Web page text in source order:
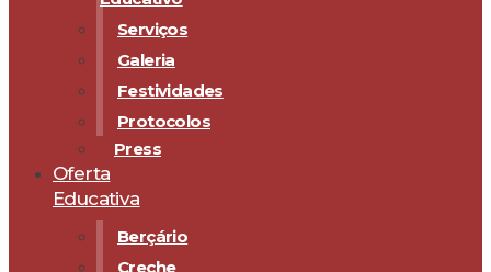
Serviços
Galeria
Festividades
Protocolos
Press
Oferta
Educativa
Berçário
Creche